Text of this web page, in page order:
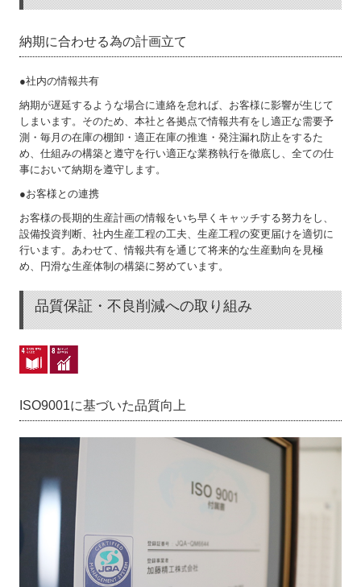
環境
コミュニティ
組織統治
人権
労働慣行
消費者課題
納期に合わせる為の計画立て
●社内の情報共有
納期が遅延するような場合に連絡を怠れば、お客様に影響が生じて
しまいます。そのため、本社と各拠点で情報共有をし適正な需要予
測・毎月の在庫の棚卸・適正在庫の推進・発注漏れ防止をするた
め、仕組みの構築と遵守を行い適正な業務執行を徹底し、全ての仕
事において納期を遵守します。
●お客様との連携
お客様の長期的生産計画の情報をいち早くキャッチする努力をし、
設備投資判断、社内生産工程の工夫、生産工程の変更届けを適切に
行います。あわせて、情報共有を通じて将来的な生産動向を見極
め、円滑な生産体制の構築に努めています。
品質保証・不良削減への取り組み
ISO9001に基づいた品質向上